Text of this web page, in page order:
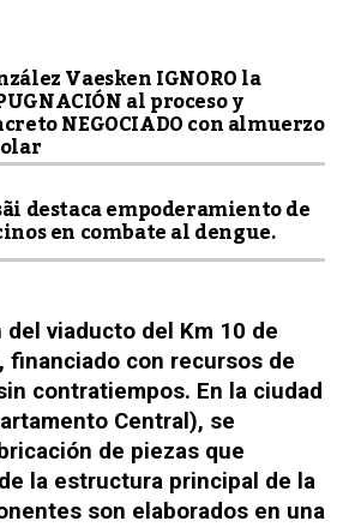
Vaesken IGNORO la
al proceso y
NEGOCIADO con almuerzo
destaca empoderamiento de
en combate al dengue.
viaducto del Km 10 de
financiado con recursos de
contratiempos. En la ciudad
Central), se
de piezas que
la estructura principal de la
son elaborados en una